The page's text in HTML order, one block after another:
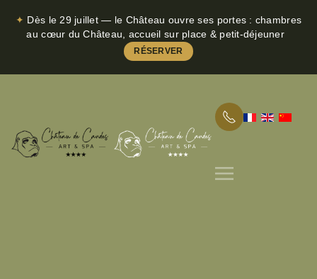
Skip to main content
✦ Dès le 29 juillet — le Château ouvre ses portes : chambres
au cœur du Château, accueil sur place & petit-déjeuner
RÉSERVER